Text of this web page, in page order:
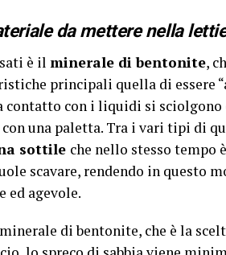
da mettere nella
è il minerale di bentonite,
principali quella di essere
contatto con i liquidi si
una paletta. Tra i vari tipi di
sottile che nello stesso tempo
scavare, rendendo in questo
agevole.
di bentonite, che è la